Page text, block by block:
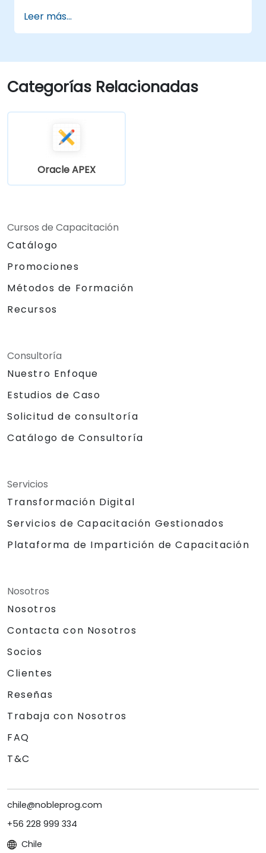
Leer más...
Categorías Relacionadas
Oracle APEX
Cursos de Capacitación
Catálogo
Promociones
Métodos de Formación
Recursos
Consultoría
Nuestro Enfoque
Estudios de Caso
Solicitud de consultoría
Catálogo de Consultoría
Servicios
Transformación Digital
Servicios de Capacitación Gestionados
Plataforma de Impartición de Capacitación
Nosotros
Nosotros
Contacta con Nosotros
Socios
Clientes
Reseñas
Trabaja con Nosotros
FAQ
T&C
chile@nobleprog.com
+56 228 999 334
Chile